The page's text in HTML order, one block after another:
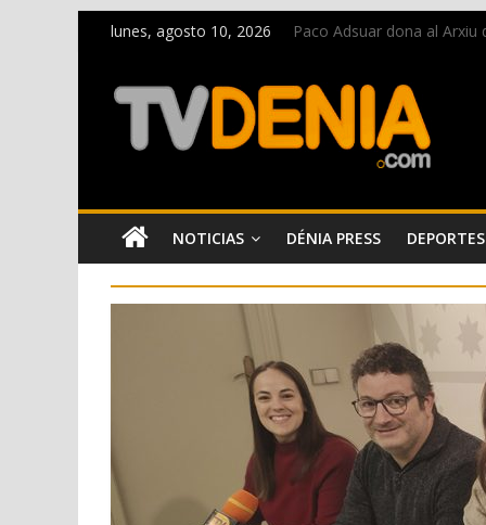
lunes, agosto 10, 2026
Paco Adsuar dona al
Dos personas fallecen en
Una nueva oportunidad
El bando moro
NOTICIAS DÉNIA PRESS DEPORTES